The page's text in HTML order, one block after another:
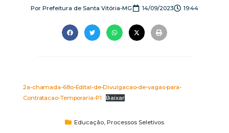
Por Prefeitura de Santa Vitória-MG 14/09/2023 19:44
2a-chamada-68o-Edital-de-Divulgacao-de-vagas-para-
Contratacao-Temporaria-P1
Baixar
Educação Processos Seletivos